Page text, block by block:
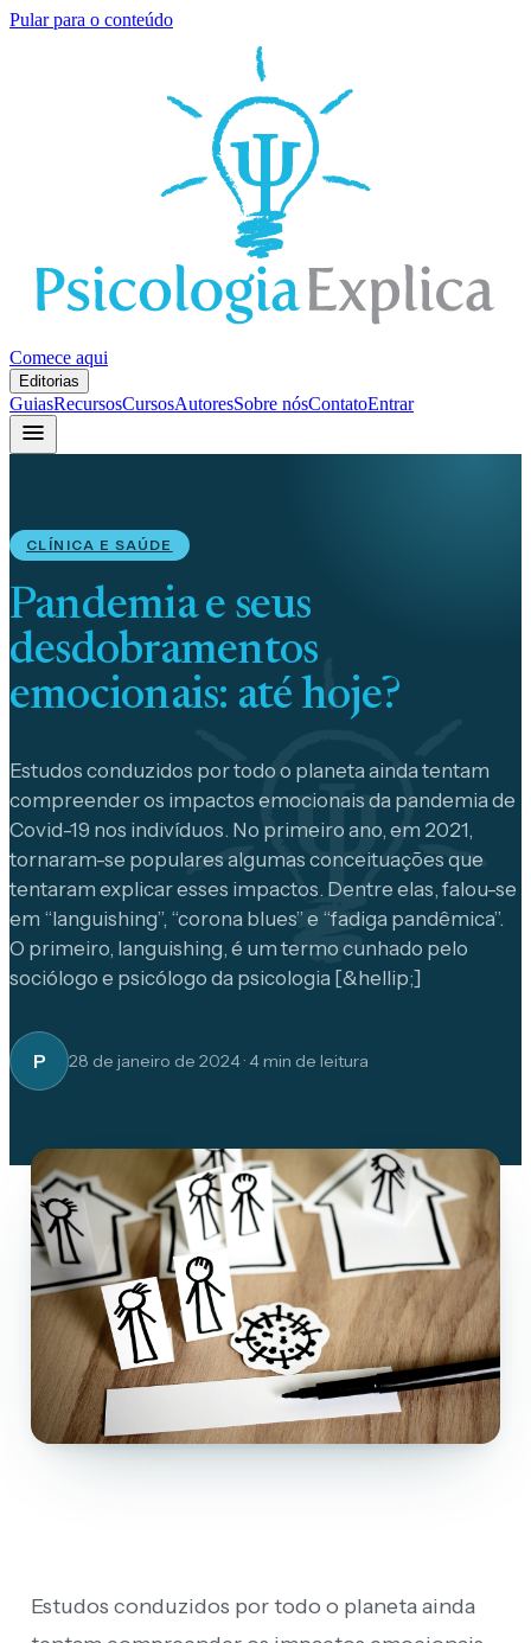
Pular para o conteúdo
Comece aqui
Editorias
GuiasRecursosCursosAutoresSobre nósContatoEntrar
CLÍNICA E SAÚDE
Pandemia e seus
desdobramentos
emocionais: até hoje?
Estudos conduzidos por todo o planeta ainda tentam
compreender os impactos emocionais da pandemia de
Covid-19 nos indivíduos. No primeiro ano, em 2021,
tornaram-se populares algumas conceituações que
tentaram explicar esses impactos. Dentre elas, falou-se
em “languishing”, “corona blues” e “fadiga pandêmica”.
O primeiro, languishing, é um termo cunhado pelo
sociólogo e psicólogo da psicologia [&hellip;]
P 28 de janeiro de 2024· 4 min de leitura
Estudos conduzidos por todo o planeta ainda